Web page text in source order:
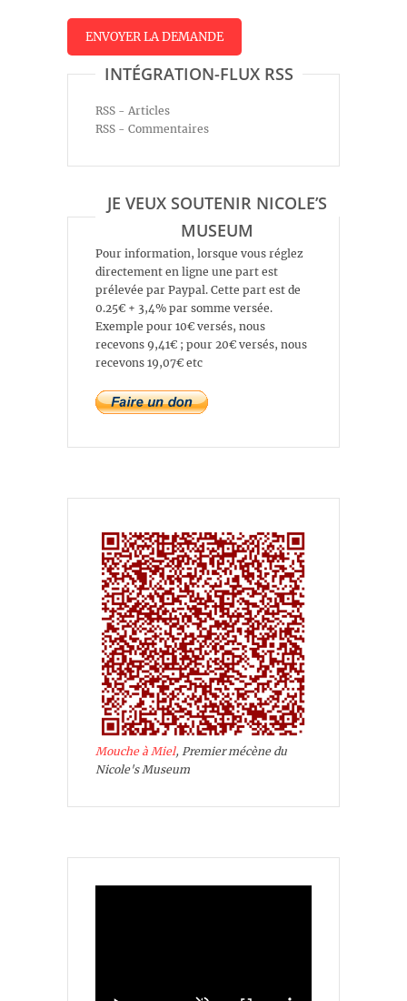
INTÉGRATION-FLUX RSS
RSS - Articles
RSS - Commentaires
JE VEUX SOUTENIR NICOLE’S
MUSEUM
Pour information, lorsque vous réglez
directement en ligne une part est
prélevée par Paypal. Cette part est de
0.25€ + 3,4% par somme versée.
Exemple pour 10€ versés, nous
recevons 9,41€ ; pour 20€ versés, nous
recevons 19,07€ etc
Mouche à Miel, Premier mécène du
Nicole's Museum